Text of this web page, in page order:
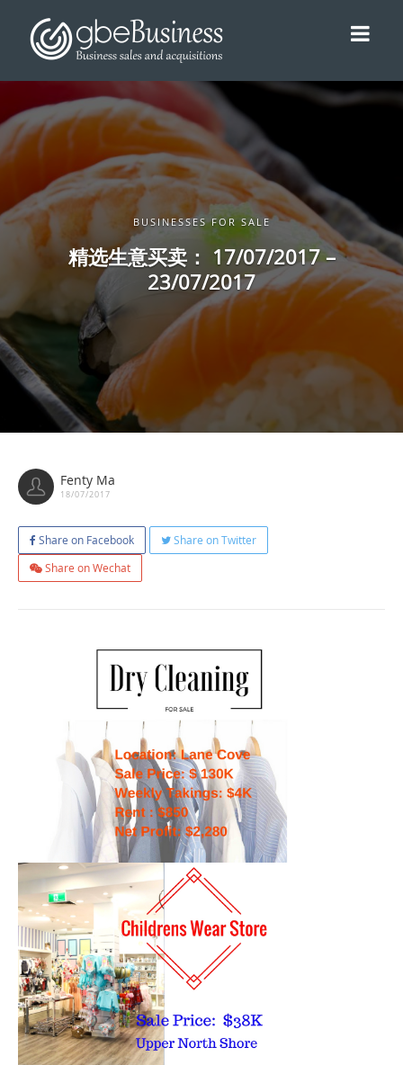
BUSINESSES FOR SALE
精选生意买卖： 17/07/2017 –
23/07/2017
Fenty Ma
18/07/2017
Share on Facebook
Share on Twitter
Share on Wechat